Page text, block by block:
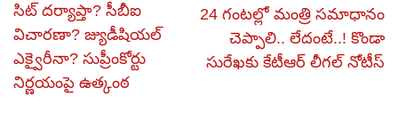
సిట్‌ దర్యాప్తా? సీబీఐ
విచారణా? జ్యుడీషియల్‌
ఎక్వైరీనా? సుప్రీంకోర్టు
నిర్ణయంపై ఉత్కంఠ
24 గంటల్లో మంత్రి సమాధానం
చెప్పాలి.. లేదంటే..! కొండా
సురేఖకు కేటీఆర్‌ లీగల్ నోటీస్